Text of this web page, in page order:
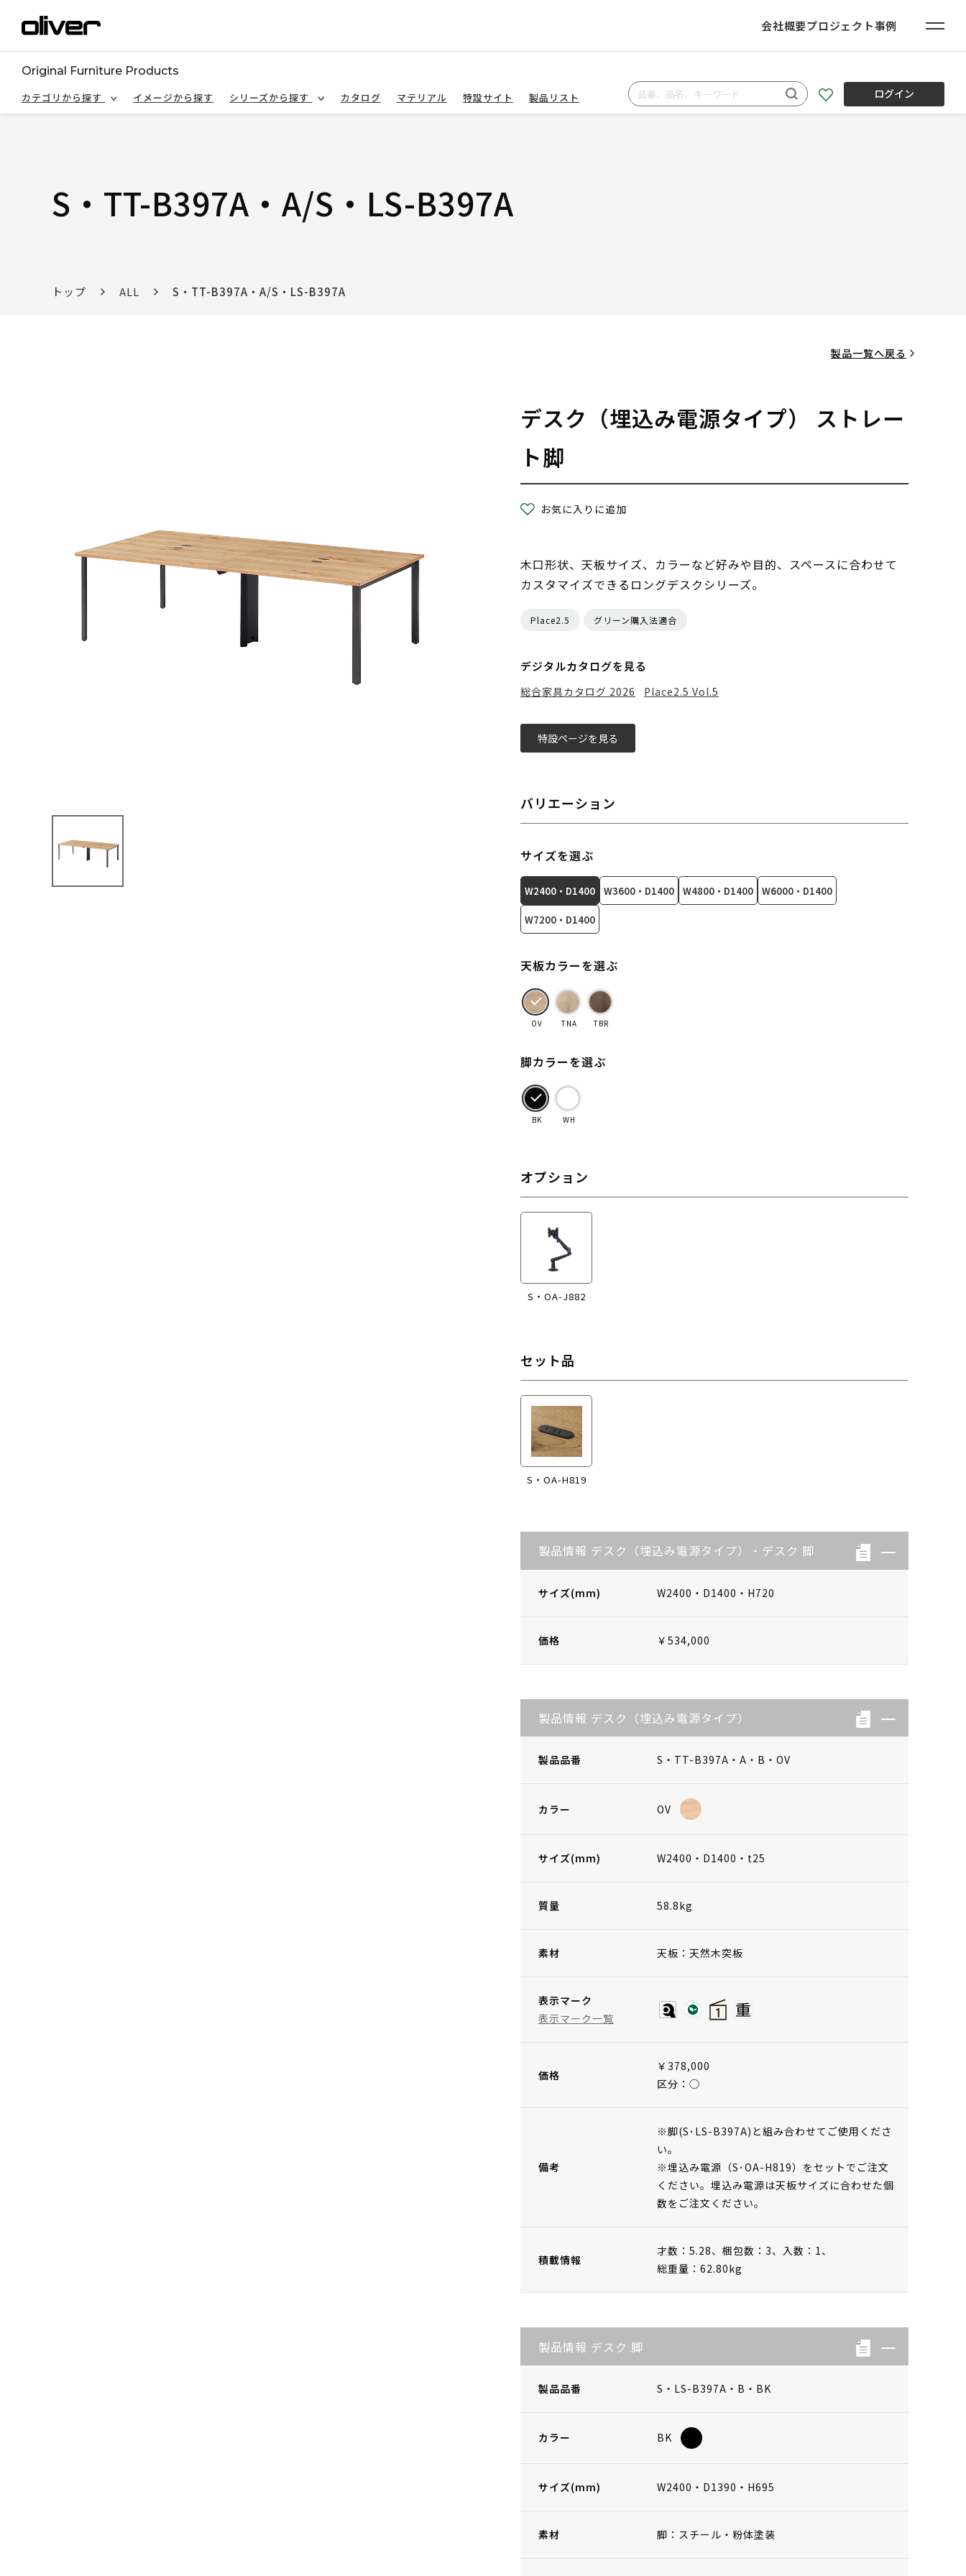
会社概要プロジェクト事例
Original Furniture Products
カテゴリから探す
イメージから探す シリーズから探す カタログ マテリアル 特設サイト 製品リスト ログイン
S・TT-B397A・A/S・LS-B397A
トップ ALL S・TT-B397A・A/S・LS-B397A
製品一覧へ戻る
デスク（埋込み電源タイプ） ストレー
ト脚
お気に入りに追加
木口形状、天板サイズ、カラーなど好みや目的、スペースに合わせて
カスタマイズできるロングデスクシリーズ。
Place2.5 グリーン購入法適合
デジタルカタログを見る
総合家具カタログ 2026 Place2.5 Vol.5
特設ページを見る
バリエーション
サイズを選ぶ
W2400・D1400 W3600・D1400 W4800・D1400 W6000・D1400
W7200・D1400
天板カラーを選ぶ
OV TNA TBR
脚カラーを選ぶ
BK WH
オプション
S・OA-J882
セット品
S・OA-H819
製品情報 デスク（埋込み電源タイプ）・デスク 脚
サイズ(mm) W2400・D1400・H720
価格 ￥534,000
製品情報 デスク（埋込み電源タイプ）
製品品番 S・TT-B397A・A・B・OV
カラー OV
サイズ(mm) W2400・D1400・t25
質量 58.8kg
素材 天板：天然木突板
表示マーク
表示マーク一覧
価格
￥378,000
区分：◯
備考
※脚(S･LS-B397A)と組み合わせてご使用くださ
い。
※埋込み電源（S･OA-H819）をセットでご注文
ください。埋込み電源は天板サイズに合わせた個
数をご注文ください。
積載情報
才数：5.28、 梱包数：3、 入数：1、
総重量：62.80kg
製品情報 デスク 脚
製品品番 S・LS-B397A・B・BK
カラー BK
サイズ(mm) W2400・D1390・H695
素材 脚：スチール・粉体塗装